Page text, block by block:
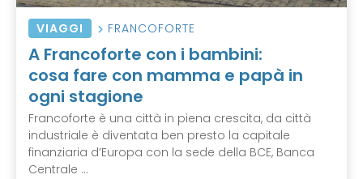
VIAGGI FRANCOFORTE
A Francoforte con i bambini:
cosa fare con mamma e papà in
ogni stagione
Francoforte è una città in piena crescita, da città
industriale è diventata ben presto la capitale
finanziaria d’Europa con la sede della BCE, Banca
Centrale ...